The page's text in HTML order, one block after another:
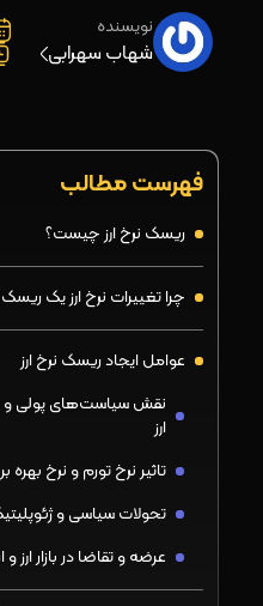
نویسنده
شهاب سهرابی
فهرست مطالب
ریسک نرخ ارز چیست؟
چرا تغییرات نرخ ارز یک
عوامل ایجاد ریسک نرخ ارز
نقش سیاست‌های پولی و
ارز
تاثیر نرخ تورم و نرخ بهره
تحولات سیاسی و
عرضه و تقاضا در بازار ارز